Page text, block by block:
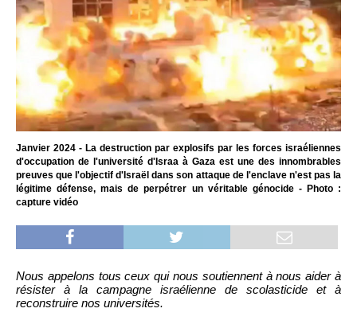
Janvier 2024 - La destruction par explosifs par les forces israéliennes
d'occupation de l'université d'Israa à Gaza est une des innombrables
preuves que l'objectif d'Israël dans son attaque de l'enclave n'est pas la
légitime défense, mais de perpétrer un véritable génocide - Photo :
capture vidéo
Nous appelons tous ceux qui nous soutiennent à nous aider à
résister à la campagne israélienne de scolasticide et à
reconstruire nos universités.